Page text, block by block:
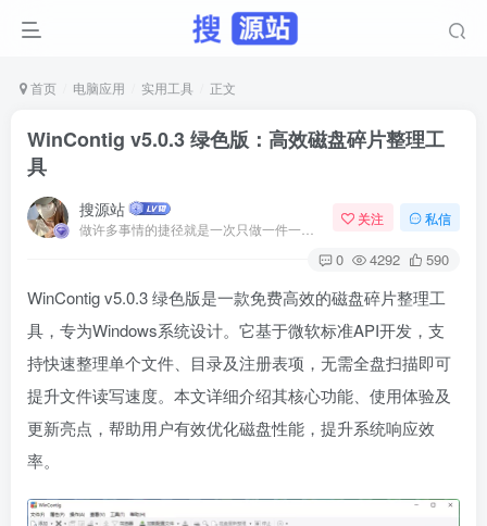
首页 电脑应用 实用工具 正文
WinContig v5.0.3 绿色版：高效磁盘碎片整理工
具
搜源站 关注 私信
0 4292 590
WinContig v5.0.3 绿色版是一款免费高效的磁盘碎片整理工
具，专为Windows系统设计。它基于微软标准API开发，支
持快速整理单个文件、目录及注册表项，无需全盘扫描即可
提升文件读写速度。本文详细介绍其核心功能、使用体验及
更新亮点，帮助用户有效优化磁盘性能，提升系统响应效
率。